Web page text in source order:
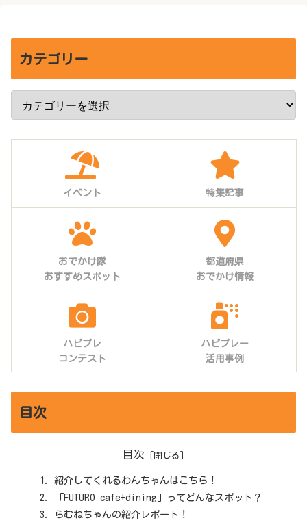
カテゴリー
イベント 特集記事
おでかけ隊
おすすめスポット
都道府県
おでかけ情報
ハピプレ
コンテスト
ハピプレー
活用事例
目次
目次
紹介してくれるわんちゃんはこちら！
「FUTURO cafe+dining」ってどんなスポット？
らむねちゃんの紹介レポート！